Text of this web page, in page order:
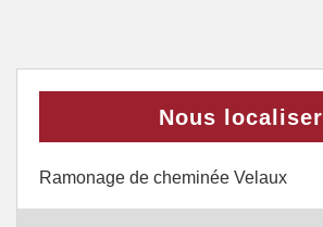
Nous localiser
Ramonage de cheminée Velaux